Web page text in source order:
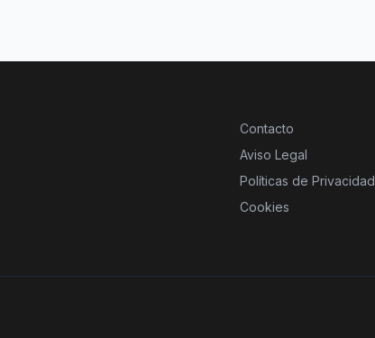
Contacto
Aviso Legal
Políticas de Privacidad
Cookies